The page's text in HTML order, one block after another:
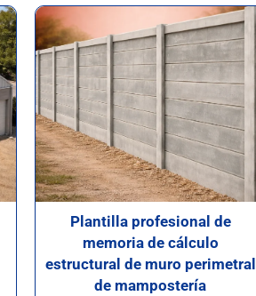
Plantilla profesional de
memoria de cálculo
estructural de muro perimetral
de mampostería